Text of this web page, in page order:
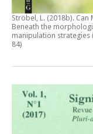
Ströbel, L. (2018b). Can
Beneath the
manipulation strategies
84)